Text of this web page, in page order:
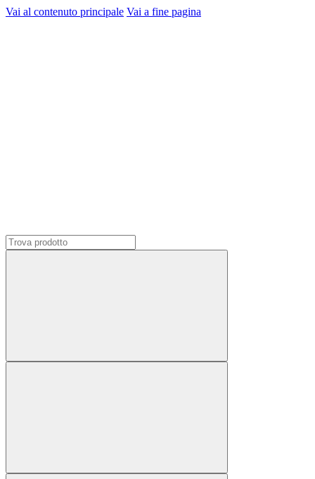
Vai al contenuto principale Vai a fine pagina